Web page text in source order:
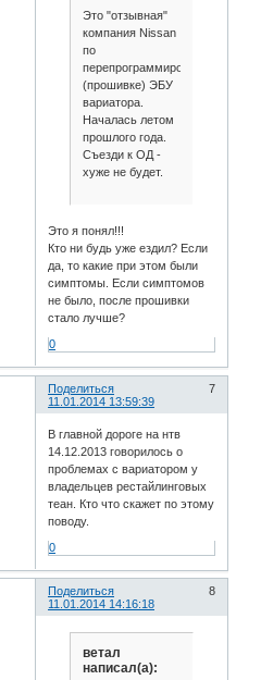
Это "отзывная"
компания Nissan
по
перепрограммированию
(прошивке) ЭБУ
вариатора.
Началась летом
прошлого года.
Съезди к ОД -
хуже не будет.
Это я понял!!!
Кто ни будь уже ездил? Если
да, то какие при этом были
симптомы. Если симптомов
не было, после прошивки
стало лучше?
0
Поделиться
7
11.01.2014 13:59:39
В главной дороге на нтв
14.12.2013 говорилось о
проблемах с вариатором у
владельцев рестайлинговых
теан. Кто что скажет по этому
поводу.
0
Поделиться
8
11.01.2014 14:16:18
ветал
написал(а):